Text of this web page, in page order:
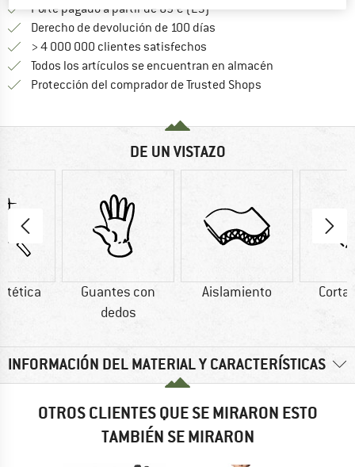
Porte pagado a partir de 69 € (ES)
Derecho de devolución de 100 días
> 4 000 000 clientes satisfechos
Todos los artículos se encuentran en almacén
Protección del comprador de Trusted Shops
DE UN VISTAZO
Guantes con
dedos
Aislamiento
INFORMACIÓN DEL MATERIAL Y CARACTERÍSTICAS
OTROS CLIENTES QUE SE MIRARON ESTO
TAMBIÉN SE MIRARON